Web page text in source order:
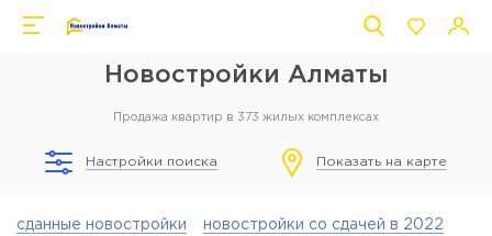
Новостройки Алматы
Продажа квартир в 373 жилых комплексах
Настройки поиска Показать на карте
сданные новостройки новостройки со сдачей в 2022